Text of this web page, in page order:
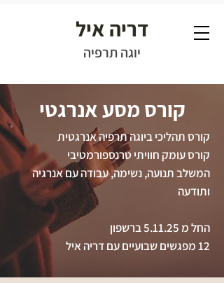
דריה איל
יוגה תרפיה
קורס מסע אנרגטי
קורס תהליכי ביוגה תרפיה אנרגטית
קורס עומק חוויתי טרנספורמטיבי
המשלב תנועה, נשימה, עבודה עם אנרגיה
ותודעה
החל מ 5.11.25 ברשפון
12 מפגשים שבועיים עם דריה איל